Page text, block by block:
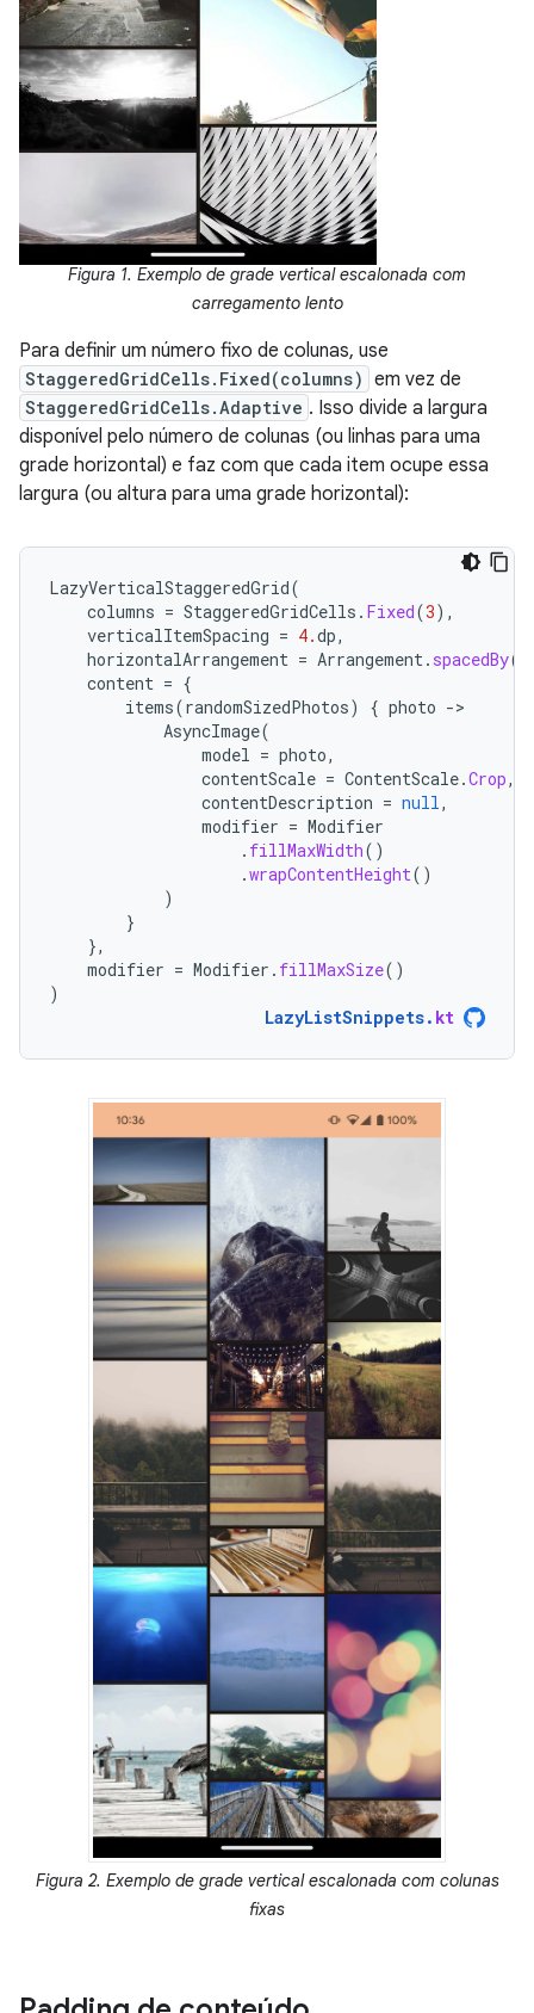
Figura 1. Exemplo de grade vertical escalonada com
carregamento lento
Para definir um número fixo de colunas, use
StaggeredGridCells.Fixed(columns) em vez de
StaggeredGridCells.Adaptive . Isso divide a largura
disponível pelo número de colunas (ou linhas para uma
grade horizontal) e faz com que cada item ocupe essa
largura (ou altura para uma grade horizontal):
LazyVerticalStaggeredGrid(
columns = StaggeredGridCells . Fixed(3),
verticalItemSpacing = 4.dp,
horizontalArrangement = Arrangement. spacedBy(
content = {
items(randomSizedPhotos) { photo -
AsyncImage(
model = photo,
contentScale = ContentScale.Crop,
contentDescription = null,
modifier = Modifier
. fillMaxWidth()
.wrapContentHeight()
)
}
},
modifier = Modifier . fillMaxSize()
)
LazyListSnippets. kt
Figura 2. Exemplo de grade vertical escalonada com colunas
fixas